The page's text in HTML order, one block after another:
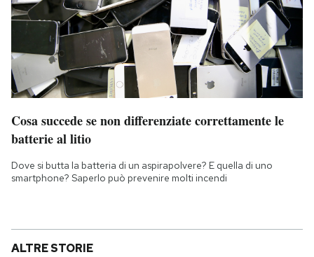
Cosa succede se non differenziate correttamente le
batterie al litio
Dove si butta la batteria di un aspirapolvere? E quella di uno
smartphone? Saperlo può prevenire molti incendi
ALTRE STORIE